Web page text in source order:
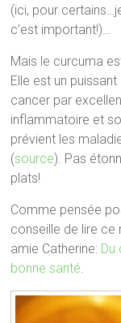
(ici, pour
c’est important!)…
Mais le curcuma
Elle est un
cancer par
inflammatoire et
prévient les
(source). Pas
plats!
Comme pensée
conseille de lire ce
amie Catherine:
bonne santé.